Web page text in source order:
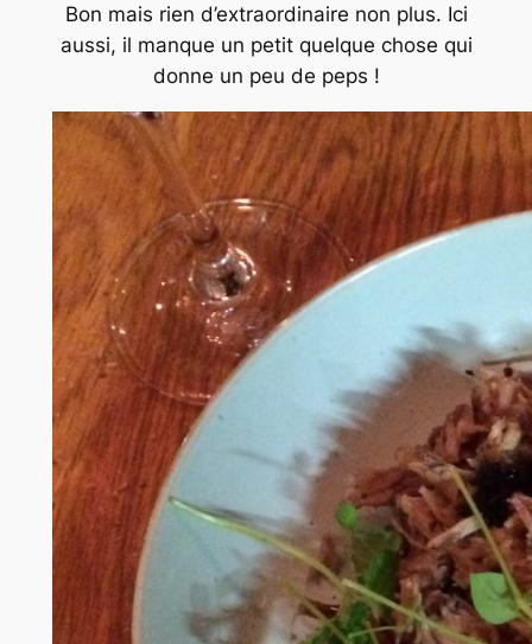
Bon mais rien d’extraordinaire non plus. Ici
aussi, il manque un petit quelque chose qui
donne un peu de peps !